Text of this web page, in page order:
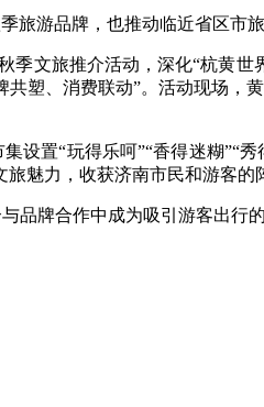
游品牌，也推动临近省区市旅
文旅推介活动，深化“杭黄
塑、消费联动”。活动现场
置“玩得乐呵”“香得迷糊”“秀
魅力，收获济南市民和游客的
牌合作中成为吸引游客出行